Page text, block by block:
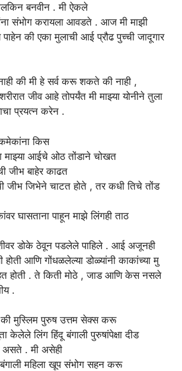
बनवीन . मी ऐकले
संभोग करायला आवडते . आज मी माझी
की एका मुलाची आई प्रौढ पुच्ची जादूगार
की मीहे सर्वकरू शकते की नाही ,
जीव आहे तोपर्यंत मी माझ्या योनीने तुला
प्रयत्न करेन .
किस
माझ्या आईचे ओठ तोंडाने चोखत
जीभ बाहेर काढत
जीभ जिभेने चाटत होते , तर कधी तिचे तोंड
घासताना पाहून माझे लिंगही ताठ
डोके ठेवून पडलेले पाहिले . आई अजूनही
आणि गोंधळलेल्या डोळ्यांनी काकांच्या मु
होती . ते किती मोठे , जाड आणि केस नसले
.
कीमुस्लिमपुरुषउत्तमसेक्स करू
केलेले लिंग हिंदू बंगाली पुरुषांपेक्षा दीड
असते . मी असेही
महिला खूप संभोग सहन करू